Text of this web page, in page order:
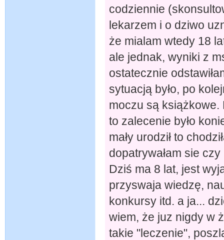
codziennie
lekarzem i o dziwo
że mialam wtedy 18
ale jednak, wyniki z
ostatecznie
sytuacją było, po
moczu są książkowe.
to zalecenie było
mały urodził to
dopatrywałam sie
Dziś ma 8 lat, jest
przyswaja wiedzę,
konkursy itd. a ja...
wiem, że juz nigdy w
takie "leczenie",